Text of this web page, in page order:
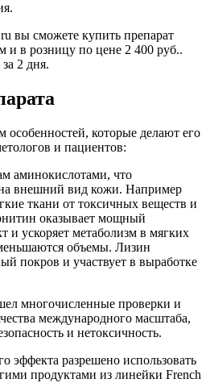
вы сможете купить препарат
и в розницу по цене 2 400 руб..
2 дня.
особенностей, которые делают его
и пациентов:
аминокислотами, что
внешний вид кожи. Например
ткани от токсичных веществ и
оказывает мощный
и ускоряет метаболизм в мягких
объемы. Лизин
покров и участвует в выработке
многочисленные проверки и
международного масштаба,
и нетоксичность.
эффекта разрешено использовать
продуктами из линейки French